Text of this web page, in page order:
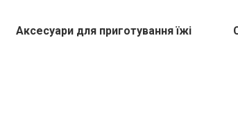
Аксесуари для приготування їжі